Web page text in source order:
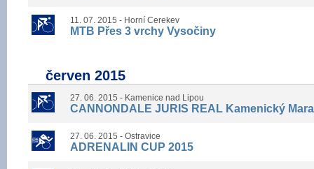
11. 07. 2015 - Horní Cerekev
MTB Přes 3 vrchy Vysočiny
červen 2015
27. 06. 2015 - Kamenice nad Lipou
CANNONDALE JURIS REAL Kamenický
27. 06. 2015 - Ostravice
ADRENALIN CUP 2015